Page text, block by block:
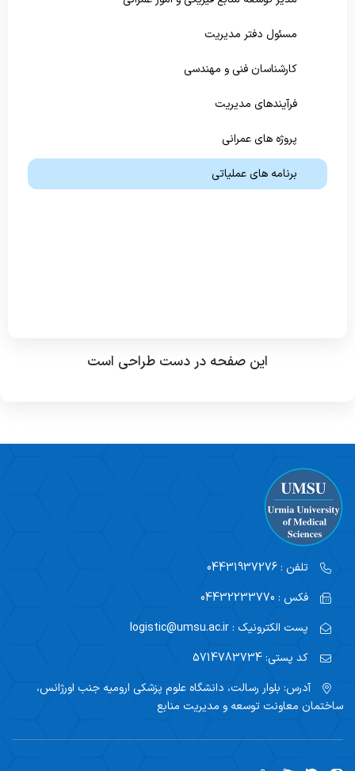
مسئول دفتر مدیریت
کارشناسان فنی و مهندسی
فرآیندهای مدیریت
پروژه های عمرانی
برنامه های عملیاتی
این صفحه در دست طراحی است
تلفن :
فکس : 04432233770
پست الکترونیک :
کد پستی:
آدرس: بلوار رسالت، دانشگاه علوم پزشکی ارومیه جنب اورژانس،
ساختمان معاونت توسعه و مدیریت منابع